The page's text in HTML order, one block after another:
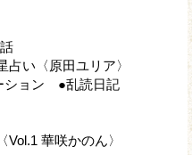
い〈原田ユリア〉
ション ●乱読日記
華咲かのん〉